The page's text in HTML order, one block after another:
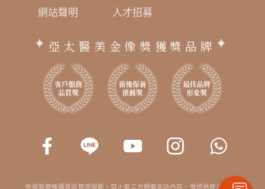
網站聲明 人才招募
亞太醫美金像獎獲獎品牌
依據醫療機構資訊管理規範，禁止第三方轉載本站內容。惟透過搜尋